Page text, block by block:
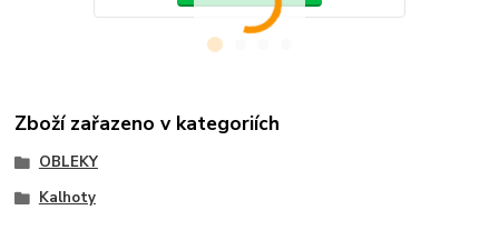
Zboží zařazeno v kategoriích
OBLEKY
Kalhoty